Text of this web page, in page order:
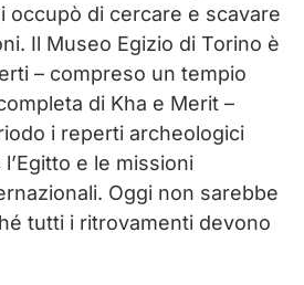
occupò di cercare e scavare
Il Museo Egizio di Torino è
– compreso un tempio
di Kha e Merit –
i reperti archeologici
e le missioni
Oggi non sarebbe
tutti i ritrovamenti devono